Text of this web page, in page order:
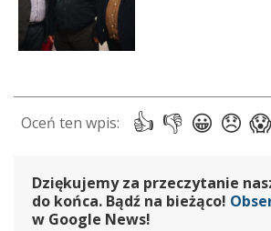
Dziękujemy za przeczytanie
do końca. Bądź na bieżąco!
w Google News!